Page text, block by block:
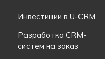
Инвестиции в U-CRM
Разработка CRM-
систем на заказ